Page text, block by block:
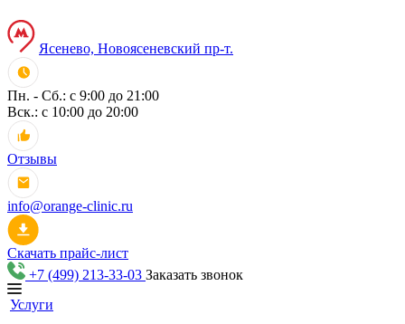
Ясенево, Новоясеневский пр-т.
Пн. - Сб.: с 9:00 до 21:00
Вск.: с 10:00 до 20:00
Отзывы
info@orange-clinic.ru
Скачать прайс-лист
+7 (499) 213-33-03 Заказать звонок
Услуги